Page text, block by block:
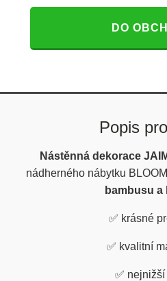
DO
Popis
Nástěnná dekorace
nádherného nábytku
bambusu a
✅ krásné
✅ kvalitní
✅ nejnižší